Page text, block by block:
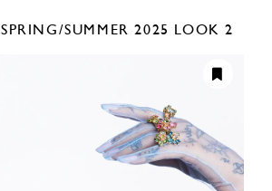
SPRING/SUMMER 2025 LOOK 2